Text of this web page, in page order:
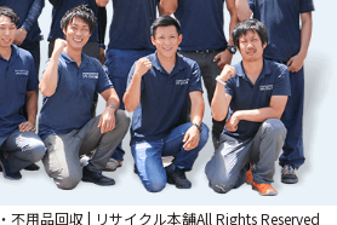
用品回収 | リサイクル本舗All Rights Reserved